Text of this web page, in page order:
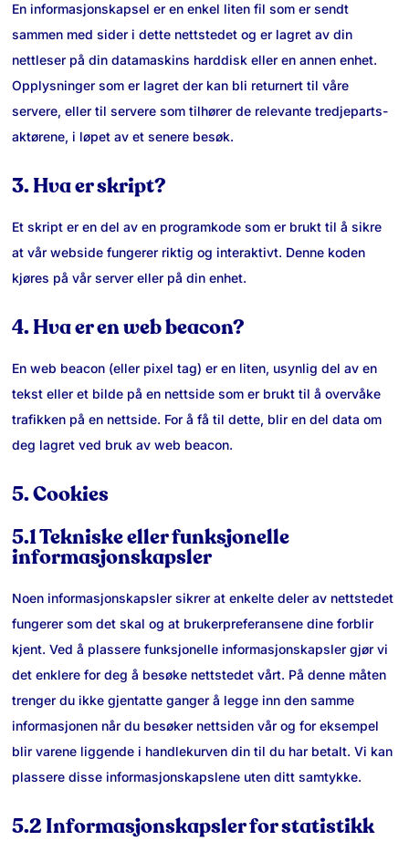
En informasjonskapsel er en enkel liten fil som er sendt
sammen med sider i dette nettstedet og er lagret av din
nettleser på din datamaskins harddisk eller en annen enhet.
Opplysninger som er lagret der kan bli returnert til våre
servere, eller til servere som tilhører de relevante tredjeparts-
aktørene, i løpet av et senere besøk.
3. Hva er skript?
Et skript er en del av en programkode som er brukt til å sikre
at vår webside fungerer riktig og interaktivt. Denne koden
kjøres på vår server eller på din enhet.
4. Hva er en web beacon?
En web beacon (eller pixel tag) er en liten, usynlig del av en
tekst eller et bilde på en nettside som er brukt til å overvåke
trafikken på en nettside. For å få til dette, blir en del data om
deg lagret ved bruk av web beacon.
5. Cookies
5.1 Tekniske eller funksjonelle
informasjonskapsler
Noen informasjonskapsler sikrer at enkelte deler av nettstedet
fungerer som det skal og at brukerpreferansene dine forblir
kjent. Ved å plassere funksjonelle informasjonskapsler gjør vi
det enklere for deg å besøke nettstedet vårt. På denne måten
trenger du ikke gjentatte ganger å legge inn den samme
informasjonen når du besøker nettsiden vår og for eksempel
blir varene liggende i handlekurven din til du har betalt. Vi kan
plassere disse informasjonskapslene uten ditt samtykke.
5.2 Informasjonskapsler for statistikk